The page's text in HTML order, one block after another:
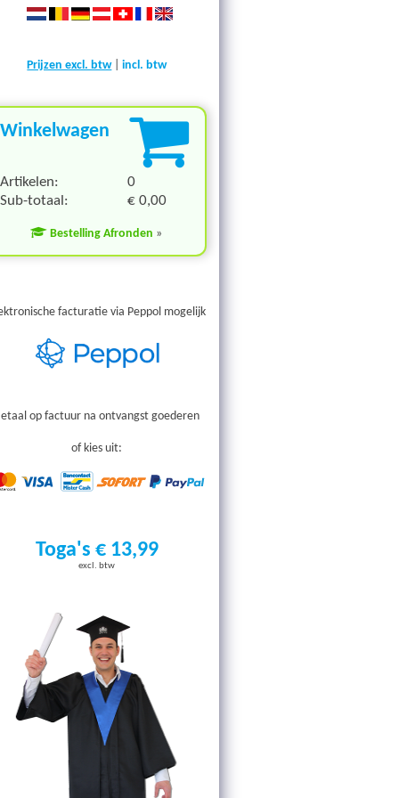
Prijzen excl. btw|incl. btw
Winkelwagen
Artikelen:
0
Sub-totaal:
€ 0,00
Bestelling Afronden »
facturatie via Peppol mogelijk
op factuur na ontvangst goederen
of kies uit:
Toga's € 13,99
excl. btw